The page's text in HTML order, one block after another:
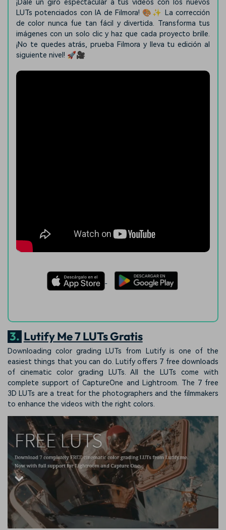
¡Dale un giro espectacular a tus videos con los nuevos
LUTs potenciados con IA de Filmora! 🎨✨ La corrección
de color nunca fue tan fácil y divertida. Transforma tus
imágenes con un solo clic y haz que cada proyecto brille.
¡No te quedes atrás, prueba Filmora y lleva tu edición al
siguiente nivel! 🚀🎥
3. Lutify Me 7 LUTs Gratis
Downloading color grading LUTs from Lutify is one of the
easiest things that you can do. Lutify offers 7 free downloads
of cinematic color grading LUTs. All the LUTs come with
complete support of CaptureOne and Lightroom. The 7 free
3D LUTs are a treat for the photographers and the filmmakers
to enhance the videos with the right colors.